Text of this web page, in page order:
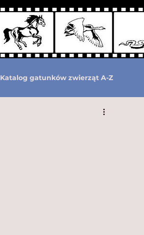
Katalog gatunków zwierząt A-Z
Kryptozoologia